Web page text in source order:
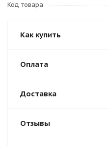
Код товара
Как купить
Оплата
Доставка
Отзывы